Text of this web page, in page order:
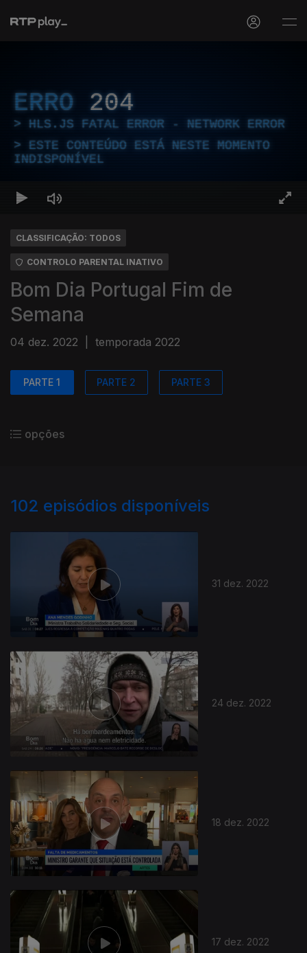
ERRO 204
HLS.JS FATAL ERROR - NETWORK ERROR
ESTE CONTEÚDO ESTÁ NESTE MOMENTO
INDISPONÍVEL
CLASSIFICAÇÃO: TODOS
CONTROLO PARENTAL INATIVO
Bom Dia Portugal Fim de
Semana
04 dez. 2022 temporada 2022
PARTE 1 PARTE 2 PARTE 3
opções
102 episódios disponíveis
31 dez. 2022
24 dez. 2022
18 dez. 2022
17 dez. 2022